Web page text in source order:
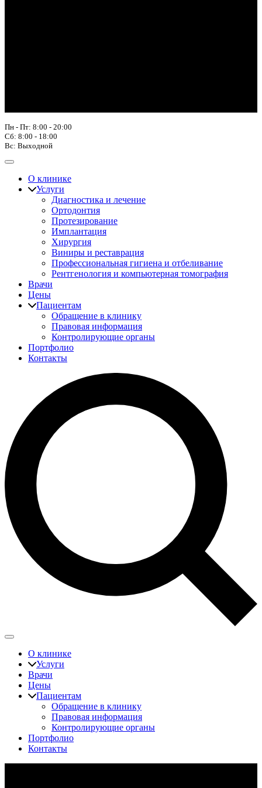
Пн - Пт: 8:00 - 20:00
Сб: 8:00 - 18:00
Вс: Выходной
О клинике
Услуги
Диагностика и лечение
Ортодонтия
Протезирование
Имплантация
Хирургия
Виниры и реставрация
Профессиональная гигиена и отбеливание
Рентгенология и компьютерная томография
Врачи
Цены
Пациентам
Обращение в клинику
Правовая информация
Контролирующие органы
Портфолио
Контакты
О клинике
Услуги
Врачи
Цены
Пациентам
Обращение в клинику
Правовая информация
Контролирующие органы
Портфолио
Контакты